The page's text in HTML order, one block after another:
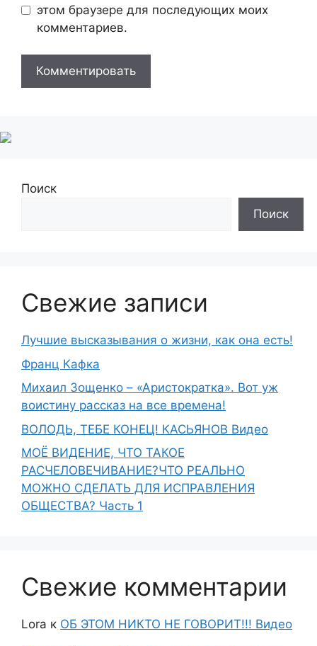
этом браузере для последующих моих
комментариев.
Поиск
Поиск
Свежие записи
Лучшие высказывания о жизни, как она есть!
Франц Кафка
Михаил Зощенко – «Аристократка». Вот уж
воистину рассказ на все времена!
ВОЛОДЬ, ТЕБЕ КОНЕЦ! КАСЬЯНОВ Видео
МОЁ ВИДЕНИЕ, ЧТО ТАКОЕ
РАСЧЕЛОВЕЧИВАНИЕ?ЧТО РЕАЛЬНО
МОЖНО СДЕЛАТЬ ДЛЯ ИСПРАВЛЕНИЯ
ОБЩЕСТВА? Часть 1
Свежие комментарии
Lora к ОБ ЭТОМ НИКТО НЕ ГОВОРИТ!!! Видео